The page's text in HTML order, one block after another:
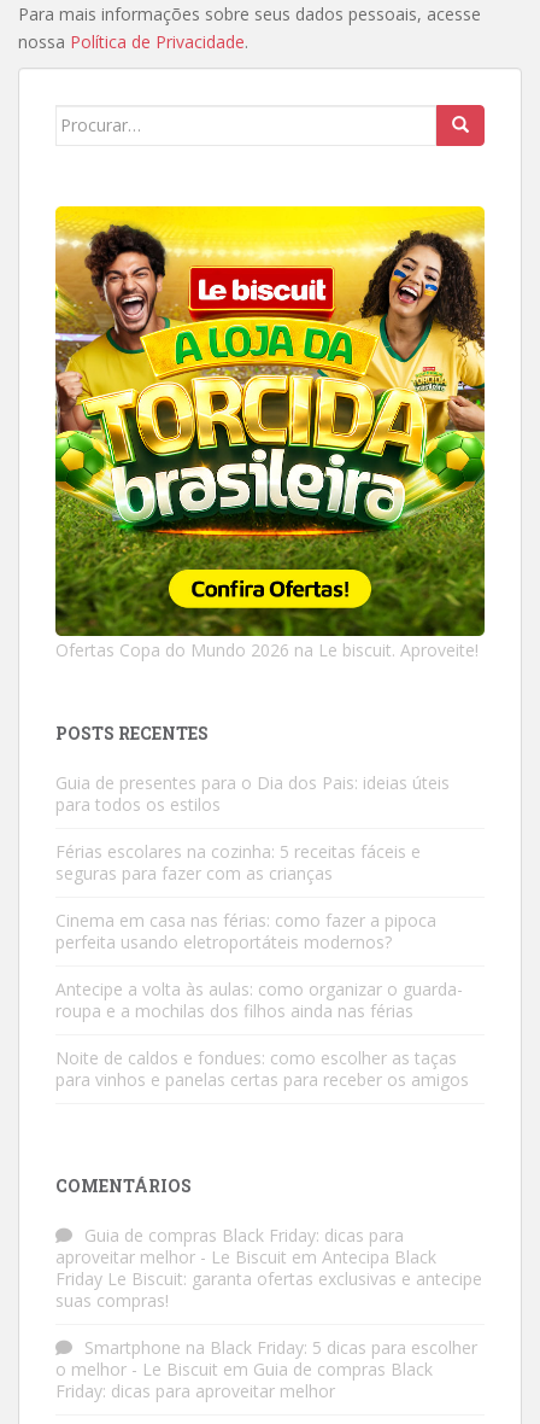
Para mais informações sobre seus dados pessoais, acesse
nossa Política de Privacidade.
Search
Ofertas Copa do Mundo 2026 na Le biscuit. Aproveite!
POSTS RECENTES
Guia de presentes para o Dia dos Pais: ideias úteis
para todos os estilos
Férias escolares na cozinha: 5 receitas fáceis e
seguras para fazer com as crianças
Cinema em casa nas férias: como fazer a pipoca
perfeita usando eletroportáteis modernos?
Antecipe a volta às aulas: como organizar o guarda-
roupa e a mochilas dos filhos ainda nas férias
Noite de caldos e fondues: como escolher as taças
para vinhos e panelas certas para receber os amigos
COMENTÁRIOS
Guia de compras Black Friday: dicas para
aproveitar melhor - Le Biscuit em Antecipa Black
Friday Le Biscuit: garanta ofertas exclusivas e antecipe
suas compras!
Smartphone na Black Friday: 5 dicas para escolher
o melhor - Le Biscuit em Guia de compras Black
Friday: dicas para aproveitar melhor